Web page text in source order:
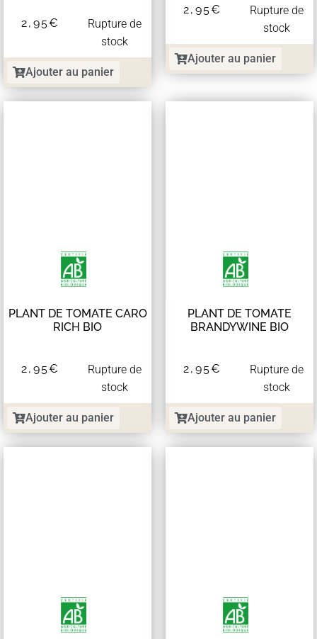
2,95€
Rupture de
stock
Ajouter au panier
2,95€
Rupture de
stock
Ajouter au panier
PLANT DE TOMATE CARO
RICH BIO
2,95€
Rupture de
stock
Ajouter au panier
PLANT DE TOMATE
BRANDYWINE BIO
2,95€
Rupture de
stock
Ajouter au panier